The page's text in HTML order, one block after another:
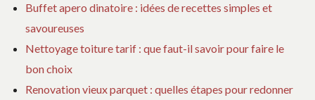
Buffet apero dinatoire : idées de recettes simples et
savoureuses
Nettoyage toiture tarif : que faut-il savoir pour faire le
bon choix
Renovation vieux parquet : quelles étapes pour redonner